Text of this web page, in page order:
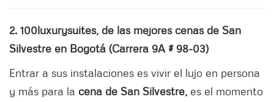
2. 100luxurysuites, de las mejores cenas de San
Silvestre en Bogotá (Carrera 9A # 98-03)
Entrar a sus instalaciones es vivir el lujo en persona
y más para la cena de San Silvestre, es el momento